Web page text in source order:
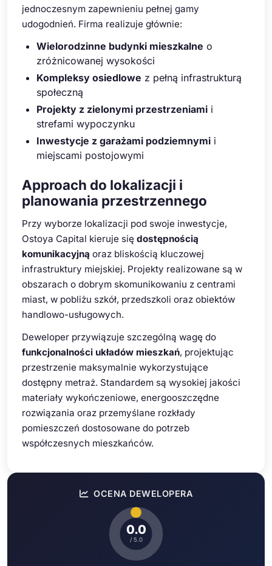
jednoczesnym zapewnieniu pełnej gamy
udogodnień. Firma realizuje głównie:
Wielorodzinne budynki mieszkalne o
zróżnicowanej wysokości
Kompleksy osiedlowe z pełną infrastrukturą
społeczną
Projekty z zielonymi przestrzeniami i
strefami wypoczynku
Inwestycje z garażami podziemnymi i
miejscami postojowymi
Approach do lokalizacji i
planowania przestrzennego
Przy wyborze lokalizacji pod swoje inwestycje,
Ostoya Capital kieruje się dostępnością
komunikacyjną oraz bliskością kluczowej
infrastruktury miejskiej. Projekty realizowane są w
obszarach o dobrym skomunikowaniu z centrami
miast, w pobliżu szkół, przedszkoli oraz obiektów
handlowo-usługowych.
Deweloper przywiązuje szczególną wagę do
funkcjonalności układów mieszkań, projektując
przestrzenie maksymalnie wykorzystujące
dostępny metraż. Standardem są wysokiej jakości
materiały wykończeniowe, energooszczędne
rozwiązania oraz przemyślane rozkłady
pomieszczeń dostosowane do potrzeb
współczesnych mieszkańców.
OCENA DEWELOPERA
0.0
/ 5.0